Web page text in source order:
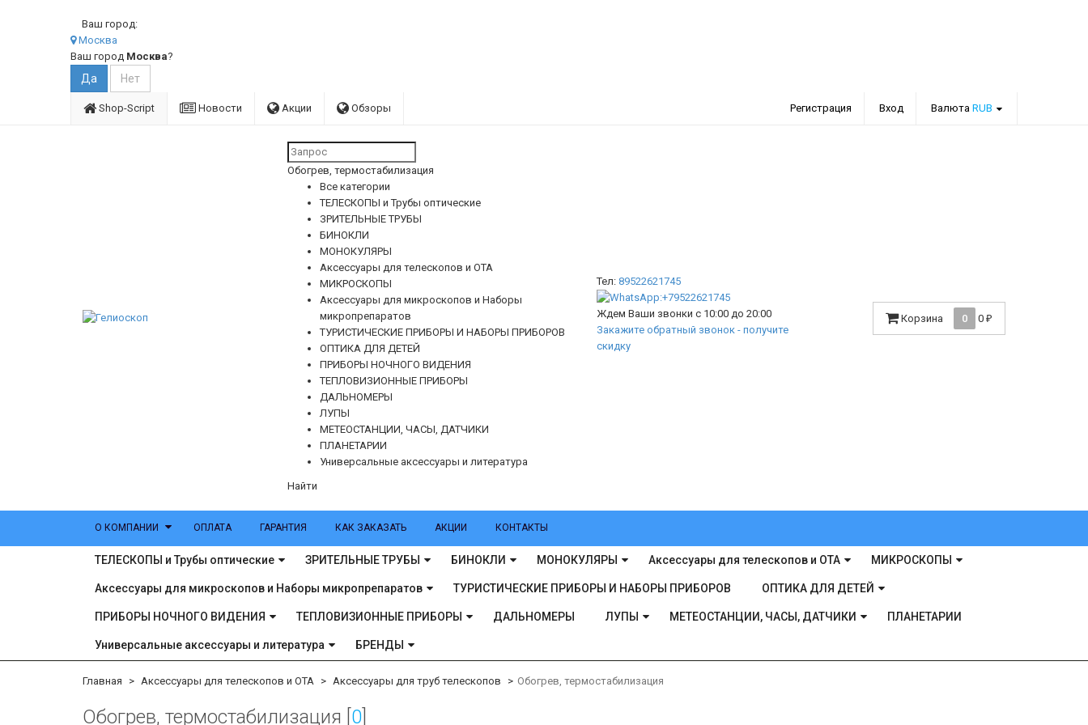
Ваш город:
Москва
Ваш город Москва?
Shop-Script Новости Акции Обзоры Регистрация Вход Валюта RUB
Обогрев, термостабилизация
Все категории
ТЕЛЕСКОПЫ и Трубы оптические
ЗРИТЕЛЬНЫЕ ТРУБЫ
БИНОКЛИ
МОНОКУЛЯРЫ
Аксессуары для телескопов и ОТА
МИКРОСКОПЫ
Аксессуары для микроскопов и Наборы
микропрепаратов
ТУРИСТИЧЕСКИЕ ПРИБОРЫ И НАБОРЫ ПРИБОРОВ
ОПТИКА ДЛЯ ДЕТЕЙ
ПРИБОРЫ НОЧНОГО ВИДЕНИЯ
ТЕПЛОВИЗИОННЫЕ ПРИБОРЫ
ДАЛЬНОМЕРЫ
ЛУПЫ
МЕТЕОСТАНЦИИ, ЧАСЫ, ДАТЧИКИ
ПЛАНЕТАРИИ
Универсальные аксессуары и литература
Найти
Тел: 89522621745
Ждем Ваши звонки с 10:00 до 20:00
Закажите обратный звонок - получите
скидку
Корзина 0 0 ₽
О КОМПАНИИ ОПЛАТА ГАРАНТИЯ КАК ЗАКАЗАТЬ АКЦИИ КОНТАКТЫ
ТЕЛЕСКОПЫ и Трубы оптические ЗРИТЕЛЬНЫЕ ТРУБЫ БИНОКЛИ МОНОКУЛЯРЫ Аксессуары для телескопов и ОТА МИКРОСКОПЫ
Аксессуары для микроскопов и Наборы микропрепаратов ТУРИСТИЧЕСКИЕ ПРИБОРЫ И НАБОРЫ ПРИБОРОВ ОПТИКА ДЛЯ ДЕТЕЙ
ПРИБОРЫ НОЧНОГО ВИДЕНИЯ ТЕПЛОВИЗИОННЫЕ ПРИБОРЫ ДАЛЬНОМЕРЫ ЛУПЫ МЕТЕОСТАНЦИИ, ЧАСЫ, ДАТЧИКИ ПЛАНЕТАРИИ
Универсальные аксессуары и литература БРЕНДЫ
Главная Аксессуары для телескопов и ОТА Аксессуары для труб телескопов Обогрев, термостабилизация
Обогрев, термостабилизация [ 0